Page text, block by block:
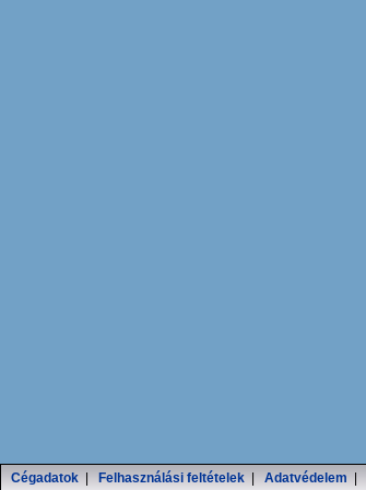
Cégadatok Felhasználási feltételek Adatvédelem